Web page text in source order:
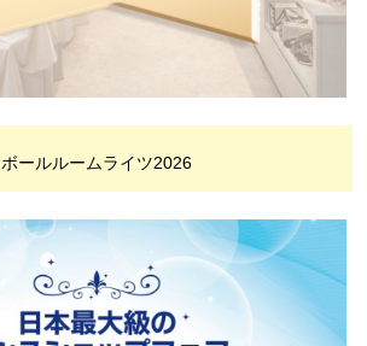
ボールルームライツ2026